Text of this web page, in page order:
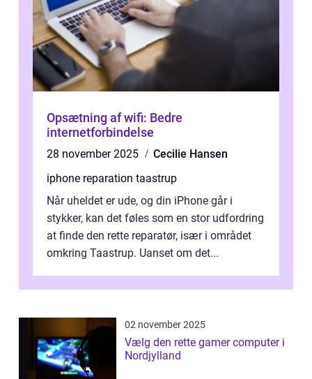
Opsætning af wifi: Bedre
internetforbindelse
28 november 2025
Cecilie Hansen
iphone reparation taastrup
Når uheldet er ude, og din iPhone går i
stykker, kan det føles som en stor udfordring
at finde den rette reparatør, især i området
omkring Taastrup. Uanset om det...
02 november 2025
Vælg den rette gamer computer i
Nordjylland